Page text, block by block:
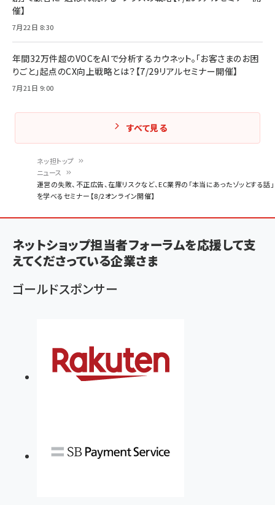
く
ず
ネッ担トップ
ニュース
運営の失敗、不正広告、在庫リスクなど、EC業界の「本当にあったゾッとする話」
を学べるセミナー【8/2オンライン開催】
催】
7月22日 8:30
年間32万件超のVOCをAIで分析するカウネット。「お客さまのお困
りごと」起点のCX向上戦略とは？【7/29リアルセミナー開催】
7月21日 9:00
すべて見る
ネットショップ担当者フォーラムを応援して支
えてくださっている企業さま
ゴールドスポンサー